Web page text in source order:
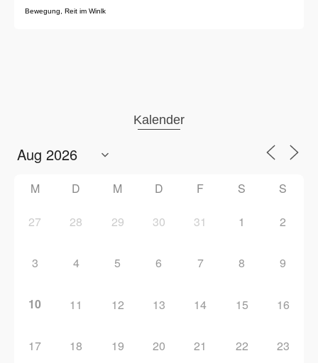
Bewegung
Reit im Winlk
Kalender
M D M D F S S
27 28 29 30 31 1 2
3 4 5 6 7 8 9
10 11 12 13 14 15 16
17 18 19 20 21 22 23